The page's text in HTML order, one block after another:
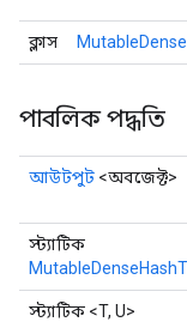
ক্লাস
পাবলিক পদ্ধতি
আউটপুট <অবজেক্ট>
স্ট্যাটিক
স্ট্যাটিক <T, U>